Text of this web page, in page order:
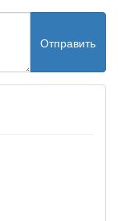
Отправить